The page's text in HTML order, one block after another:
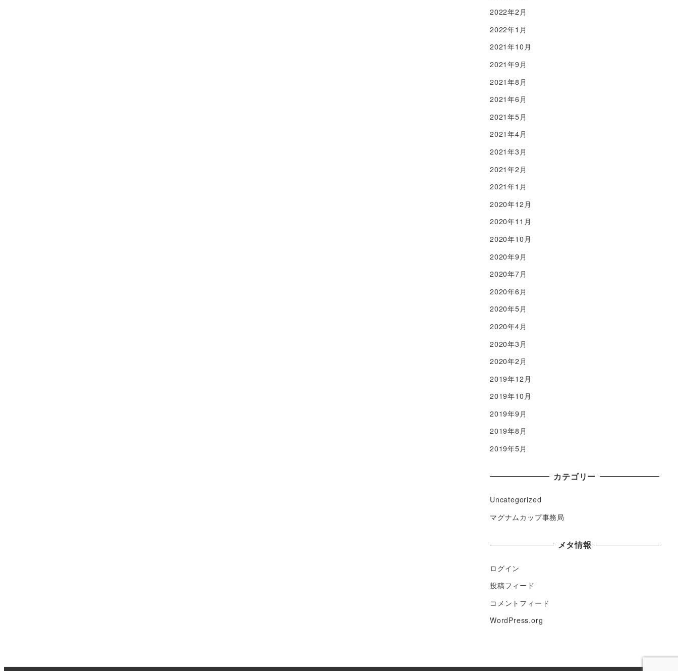
2022年2月
2022年1月
2021年10月
2021年9月
2021年8月
2021年6月
2021年5月
2021年4月
2021年3月
2021年2月
2021年1月
2020年12月
2020年11月
2020年10月
2020年9月
2020年7月
2020年6月
2020年5月
2020年4月
2020年3月
2020年2月
2019年12月
2019年10月
2019年9月
2019年8月
2019年5月
カテゴリー
Uncategorized
マグナムカップ事務局
メタ情報
ログイン
投稿フィード
コメントフィード
WordPress.org